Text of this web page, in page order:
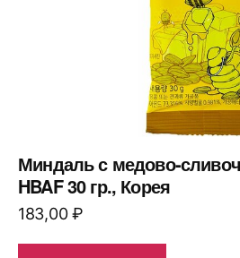
Миндаль с медово-
HBAF 30 гр., Корея
183,00₽